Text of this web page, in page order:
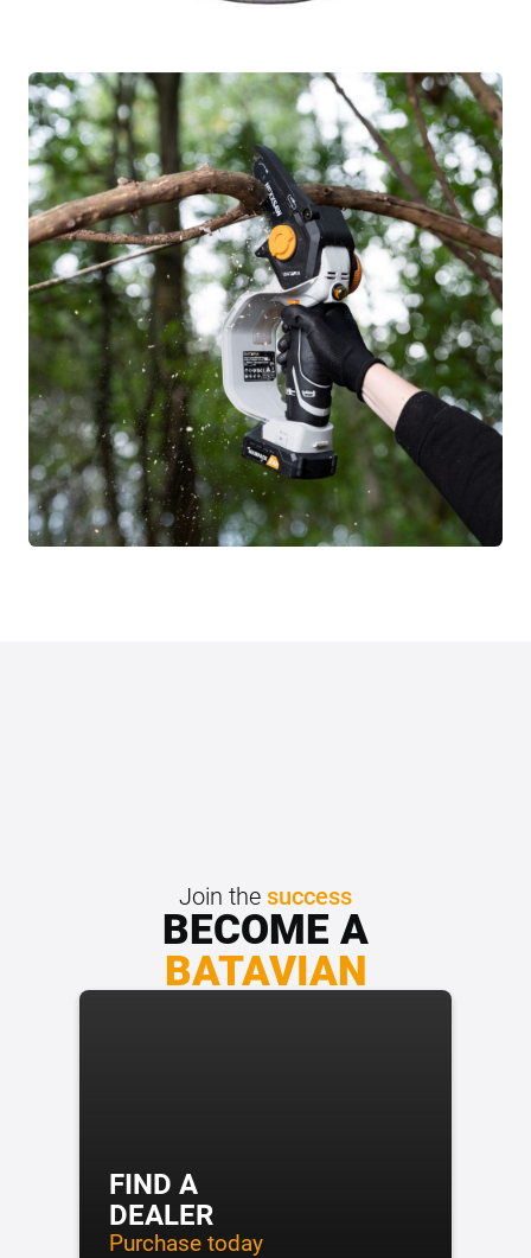
Join thesuccess
BECOME A
BATAVIAN
FIND A
DEALER
Purchase today